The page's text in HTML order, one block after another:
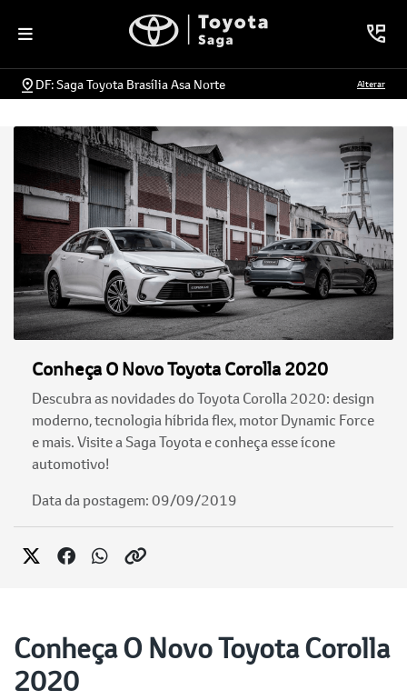
DF: Saga Toyota Brasília Asa Norte Alterar
Conheça O Novo Toyota Corolla 2020
Descubra as novidades do Toyota Corolla 2020: design
moderno, tecnologia híbrida flex, motor Dynamic Force
e mais. Visite a Saga Toyota e conheça esse ícone
automotivo!
Data da postagem: 09/09/2019
Conheça O Novo Toyota Corolla
2020